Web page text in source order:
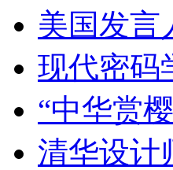
美国发言
现代密
“中华赏
清华设计